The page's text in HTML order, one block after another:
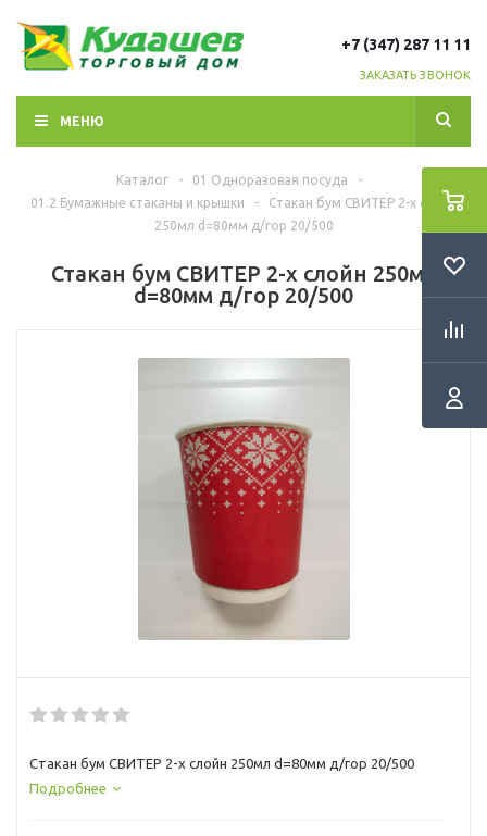
+7 (347) 287 11 11
ЗАКАЗАТЬ ЗВОНОК
МЕНЮ
Каталог - 01 Одноразовая посуда
-
01.2 Бумажные стаканы и крышки
-
Стакан бум СВИТЕР 2-х слойн
250мл d=80мм д/гор 20/500
Стакан бум СВИТЕР 2-х слойн 250мл
d=80мм д/гор 20/500
Стакан бум СВИТЕР 2-х слойн 250мл d=80мм д/гор 20/500
Подробнее